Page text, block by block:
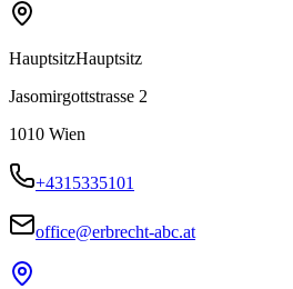
HauptsitzHauptsitz
Jasomirgottstrasse 2
1010 Wien
+4315335101
office@erbrecht-abc.at